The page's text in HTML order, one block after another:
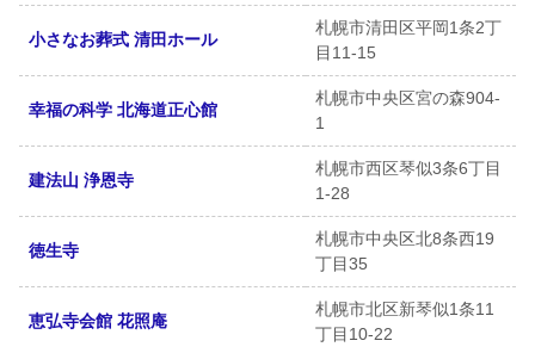
小さなお葬式 清田ホール
札幌市清田区平岡1条2丁
目11-15
幸福の科学 北海道正心館
札幌市中央区宮の森904-
1
建法山 浄恩寺
札幌市西区琴似3条6丁目
1-28
徳生寺
札幌市中央区北8条西19
丁目35
恵弘寺会館 花照庵
札幌市北区新琴似1条11
丁目10-22